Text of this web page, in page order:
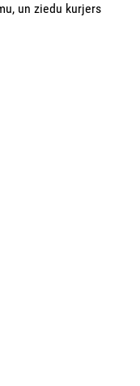
un ziedu kurjers